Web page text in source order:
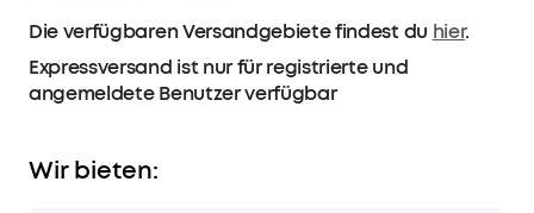
Die verfügbaren Versandgebiete findest du hier.
Expressversand ist nur für registrierte und
angemeldete Benutzer verfügbar
Wir bieten: